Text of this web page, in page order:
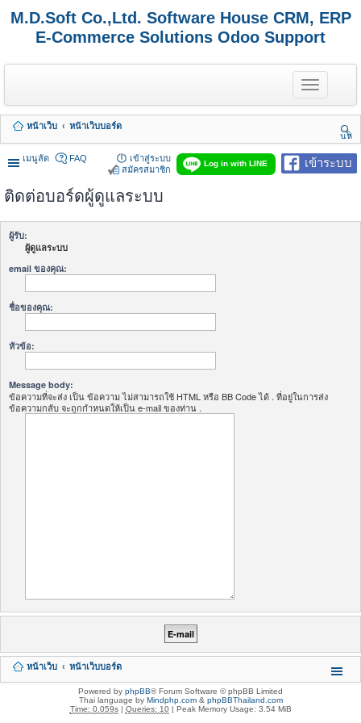
M.D.Soft Co.,Ltd. Software House CRM, ERP
E-Commerce Solutions Odoo Support
T
o
g
e
n
a
หน้าเว็บ
หน้าเว็บบอร์ด
นห
า
เมนูลัด
เข้าระบบ
Log in with LINE
FAQ
เข้าสู่ระบบ
สมัครสมาชิก
ติดต่อบอร์ดผู้ดูแลระบบ
ผู้รับ:
ผู้ดูแลระบบ
email ของคุณ:
ชื่อของคุณ:
หัวข้อ:
Message body:
ข้อความที่จะส่ง เป็น ข้อความ ไม่สามารถใช้ HTML หรือ BB Code ได้ . ที่อยู่ในการส่ง
ข้อความกลับ จะถูกกำหนดให้เป็น e-mail ของท่าน .
หน้าเว็บ หน้าเว็บบอร์ด
Powered by phpBB® Forum Software © phpBB Limited
Thai language by Mindphp.com& phpBBThailand.com
Time: 0.059s| Queries: 10| Peak Memory Usage: 3.54 MiB